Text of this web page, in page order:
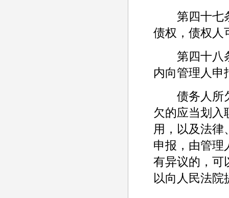
第四十七条
债权，债权人
第四十八条
内向管理人申
债务人所欠
欠的应当划入
用，以及法律
申报，由管理
有异议的，可
以向人民法院